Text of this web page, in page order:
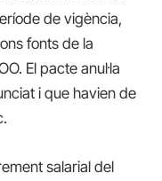
de vigència,
fonts de la
El pacte anul·la
i que havien de
salarial del